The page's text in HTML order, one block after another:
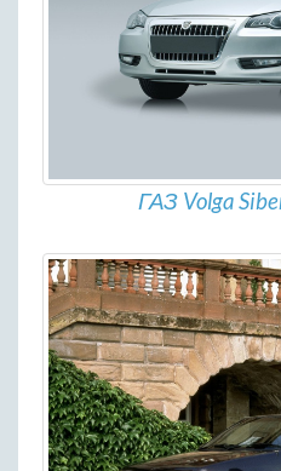
ГАЗ Volga